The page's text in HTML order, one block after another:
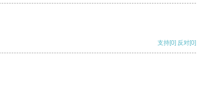
支持[0] 反对[0]